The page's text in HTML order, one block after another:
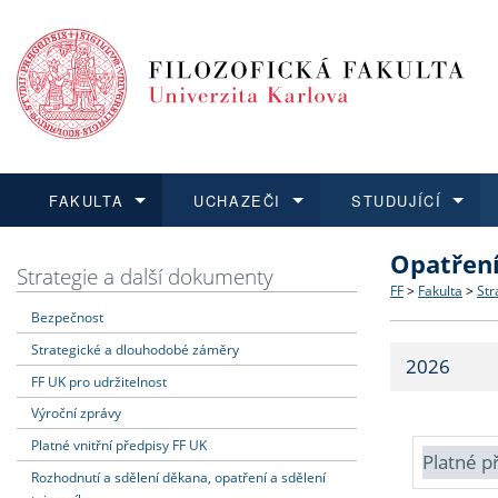
FAKULTA
Dozvědět se více
Struktura
Strategie
Fakultní
UCHAZEČI
Podat přihlášku
Co
Učitelské
STUDUJÍCÍ
Dozvědět se více
Dozvědět se více
O vědě a
Dozvědět se více
Aktuální
Strategie a další dokumenty
Bezpečnost
Strategické a dlouhodobé záměry
FF UK pro udržitelnost
Výroční zprávy
Platné vnitřní předpisy FF UK
Rozhodnutí a sdělení děkana, opatření a sdělení
FF > Fakulta >
2026
Platné